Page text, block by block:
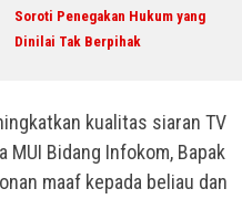
Soroti Penegakan Hukum yang
Dinilai Tak Berpihak
kualitas siaran TV
MUI Bidang Infokom, Bapak
maaf kepada beliau dan